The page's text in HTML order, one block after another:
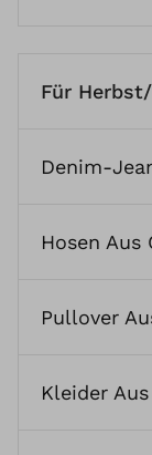
Für
Denim-
Hosen Aus
Pullover
Kleider